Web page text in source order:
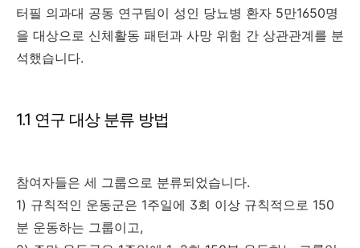
터필 의과대 공동 연구팀이 성인 당뇨병 환자 5만1650명
을 대상으로 신체활동 패턴과 사망 위험 간 상관관계를 분
석했습니다.
1.1 연구 대상 분류 방법
참여자들은 세 그룹으로 분류되었습니다.
1) 규칙적인 운동군은 1주일에 3회 이상 규칙적으로 150
분 운동하는 그룹이고,